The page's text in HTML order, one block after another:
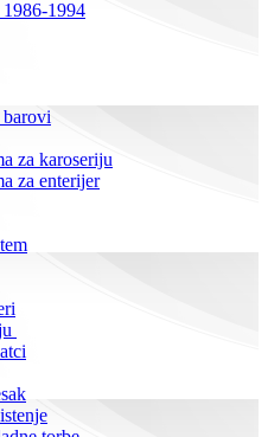
1994
za karoseriju
za enterijer